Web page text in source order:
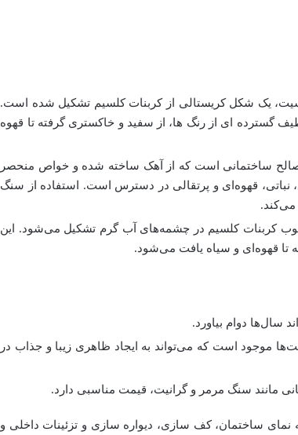
یک شکل کریستالی از کربنات کلسیم تشکیل شده است.
ای از رنگ ها، از سفید و خاکستری گرفته تا قهوه
ساختمانی است که از آهک ساخته شده و خواص منحصر
نباتی، قهوه‌ای و پرتقالی در دسترس است. استفاده از سنگ
می‌کند.
کربنات کلسیم در چشمه‌های آب گرم تشکیل می‌شود. این
تا قهوه‌ای و سیاه یافت می‌شود.
سال‌ها دوام بیاورد.
موجود است که می‌تواند به ایجاد ظاهری زیبا و جذاب در
مانند سنگ مرمر و گرانیت، قیمت مناسبی دارد.
ساختمان، کف سازی، دیواره سازی و تزئینات داخلی و